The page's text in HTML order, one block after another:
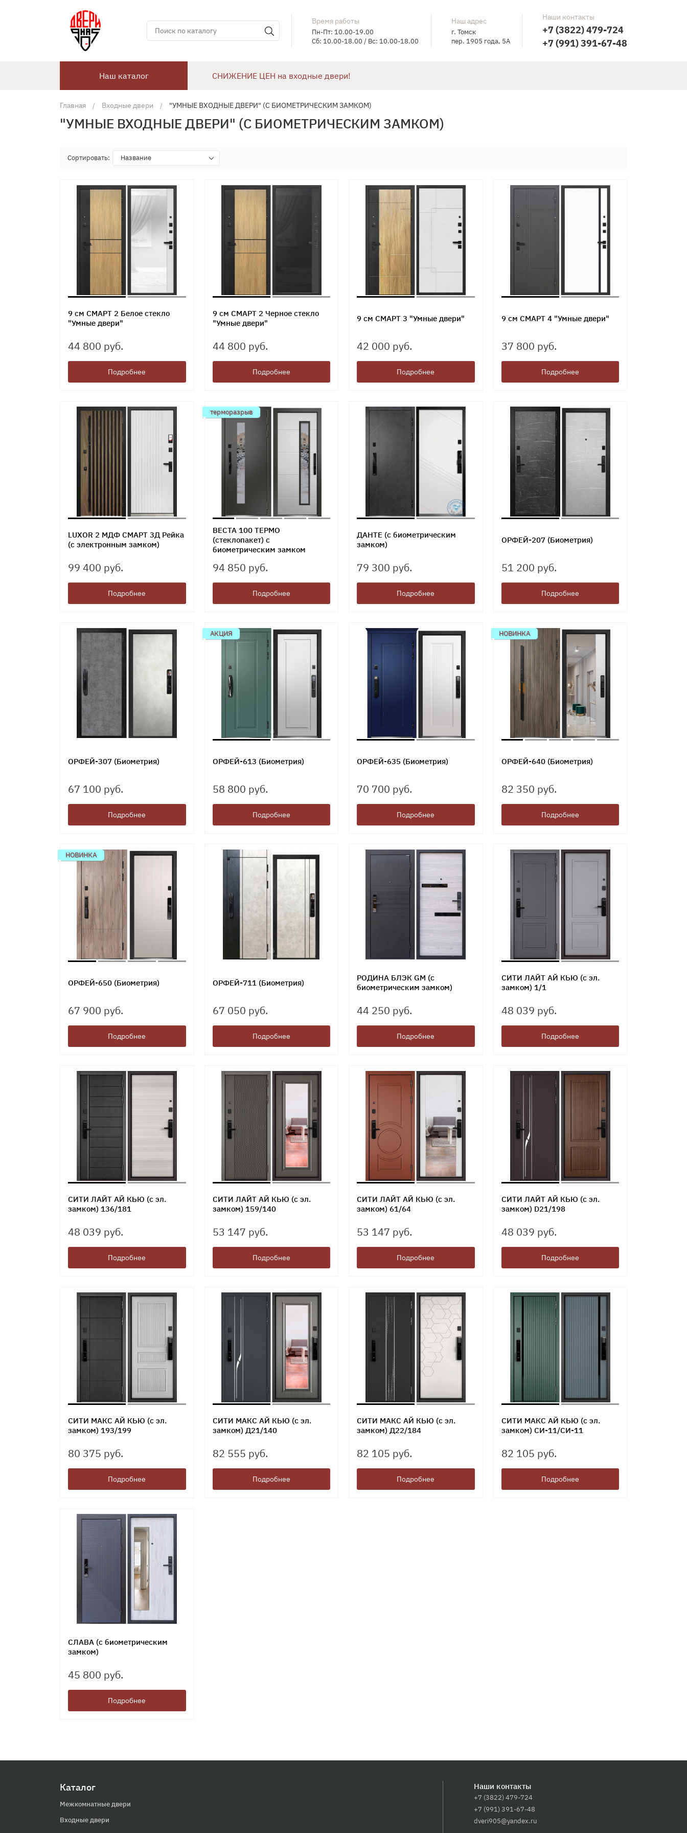
Время работы
Пн-Пт: 10.00-19.00
Сб: 10.00-18.00 / Вс: 10.00-18.00
Наш адрес
г. Томск
пер. 1905 года, 5А
Наши контакты
+7 (3822) 479-724
+7 (991) 391-67-48
Наш каталог СНИЖЕНИЕ ЦЕН на входные двери!
Главная Входные двери "УМНЫЕ ВХОДНЫЕ ДВЕРИ" (С БИОМЕТРИЧЕСКИМ ЗАМКОМ)
"УМНЫЕ ВХОДНЫЕ ДВЕРИ" (С БИОМЕТРИЧЕСКИМ ЗАМКОМ)
Сортировать: Название
9 см СМАРТ 2 Белое стекло
"Умные двери"
44 800 руб.
Подробнее
9 см СМАРТ 2 Черное стекло
"Умные двери"
44 800 руб.
Подробнее
9 см СМАРТ 3 "Умные двери"
42 000 руб.
Подробнее
9 см СМАРТ 4 "Умные двери"
37 800 руб.
Подробнее
LUXOR 2 МДФ СМАРТ 3Д Рейка
(с электронным замком)
99 400 руб.
Подробнее
терморазрыв
ВЕСТА 100 ТЕРМО
(стеклопакет) с
биометрическим замком
94 850 руб.
Подробнее
ДАНТЕ (с биометрическим
замком)
79 300 руб.
Подробнее
ОРФЕЙ-207 (Биометрия)
51 200 руб.
Подробнее
ОРФЕЙ-307 (Биометрия)
67 100 руб.
Подробнее
АКЦИЯ
ОРФЕЙ-613 (Биометрия)
58 800 руб.
Подробнее
ОРФЕЙ-635 (Биометрия)
70 700 руб.
Подробнее
НОВИНКА
ОРФЕЙ-640 (Биометрия)
82 350 руб.
Подробнее
НОВИНКА
ОРФЕЙ-650 (Биометрия)
67 900 руб.
Подробнее
ОРФЕЙ-711 (Биометрия)
67 050 руб.
Подробнее
РОДИНА БЛЭК GM (с
биометрическим замком)
44 250 руб.
Подробнее
СИТИ ЛАЙТ АЙ КЬЮ (с эл.
замком) 1/1
48 039 руб.
Подробнее
СИТИ ЛАЙТ АЙ КЬЮ (с эл.
замком) 136/181
48 039 руб.
Подробнее
СИТИ ЛАЙТ АЙ КЬЮ (с эл.
замком) 159/140
53 147 руб.
Подробнее
СИТИ ЛАЙТ АЙ КЬЮ (с эл.
замком) 61/64
53 147 руб.
Подробнее
СИТИ ЛАЙТ АЙ КЬЮ (с эл.
замком) D21/198
48 039 руб.
Подробнее
СИТИ МАКС АЙ КЬЮ (с эл.
замком) 193/199
80 375 руб.
Подробнее
СИТИ МАКС АЙ КЬЮ (с эл.
замком) Д21/140
82 555 руб.
Подробнее
СИТИ МАКС АЙ КЬЮ (с эл.
замком) Д22/184
82 105 руб.
Подробнее
СИТИ МАКС АЙ КЬЮ (с эл.
замком) СИ-11/СИ-11
82 105 руб.
Подробнее
СЛАВА (с биометрическим
замком)
45 800 руб.
Подробнее
Каталог
Межкомнатные двери
Входные двери
Наши контакты
+7 (3822) 479-724
+7 (991) 391-67-48
dveri905@yandex.ru